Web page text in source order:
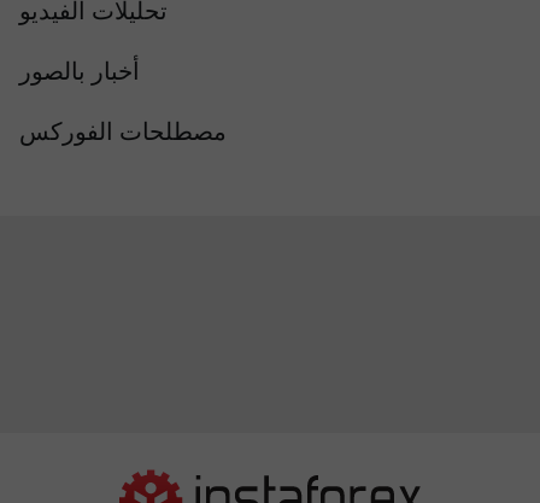
تحليلات الفيديو
أخبار بالصور
مصطلحات الفوركس